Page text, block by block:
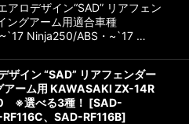
アロデザイン“SAD” リアフェン
ングアーム用適合車種
Ninja250/ABS・~`17 …
ザイン “SAD” リアフェンダー
アーム用 KAWASAKI ZX-14R
※選べる3種！ [SAD-
、SAD-RF116B]